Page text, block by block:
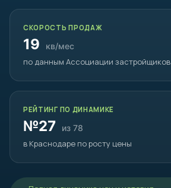
СКОРОСТЬ ПРОДАЖ
19 кв/мес
по данным Ассоциации застройщиков
РЕЙТИНГ ПО ДИНАМИКЕ
№27 из 78
в Краснодаре по росту цены